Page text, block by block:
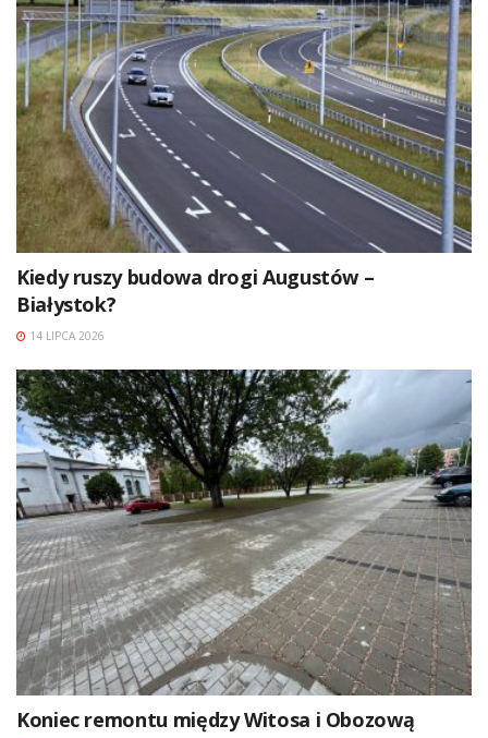
Kiedy ruszy budowa drogi Augustów –
Białystok?
14 LIPCA 2026
Koniec remontu między Witosa i Obozową